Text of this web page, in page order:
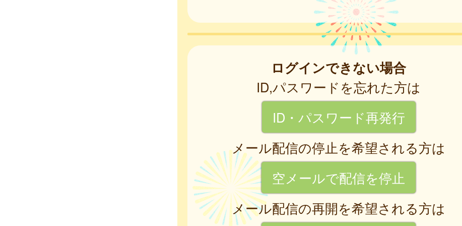
ログインできない場合
ID,パスワードを忘れた方は
ID・パスワード再発行
メール配信の停止を希望される方は
空メールで配信を停止
メール配信の再開を希望される方は